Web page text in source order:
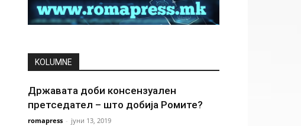
KOLUMNE
Државата доби консензуален
претседател – што добија Ромите?
romapress - јуни 13, 2019